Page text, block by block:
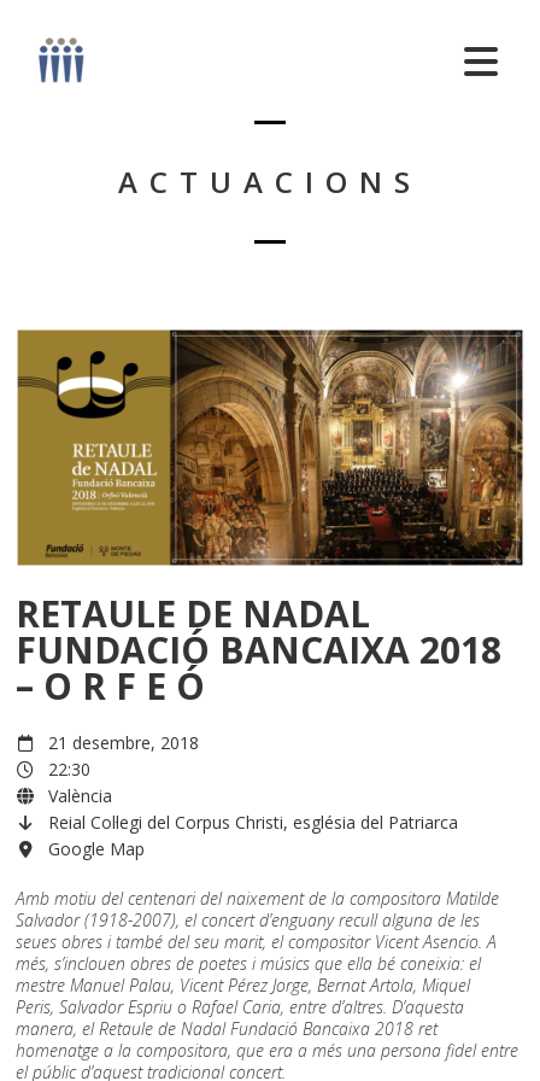
ACTUACIONS
RETAULE DE NADAL
FUNDACIÓ BANCAIXA 2018
– O R F E Ó
21 desembre, 2018
22:30
València
Reial Col·legi del Corpus Christi, església del Patriarca
Google Map
Amb motiu del centenari del naixement de la compositora Matilde
Salvador (1918-2007), el concert d’enguany recull alguna de les
seues obres i també del seu marit, el compositor Vicent Asencio. A
més, s’inclouen obres de poetes i músics que ella bé coneixia: el
mestre Manuel Palau, Vicent Pérez Jorge, Bernat Artola, Miquel
Peris, Salvador Espriu o Rafael Caria, entre d’altres. D’aquesta
manera, el Retaule de Nadal Fundació Bancaixa 2018 ret
homenatge a la compositora, que era a més una persona fidel entre
el públic d’aquest tradicional concert.